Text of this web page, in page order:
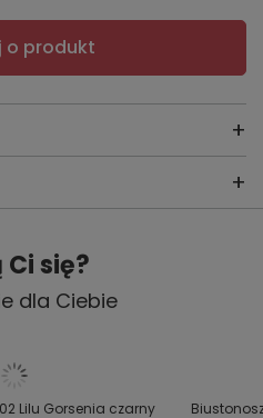
o produkt
F 002
elastan, 3% poliester
i pełen komfort noszenia
gdy zależy Ci na
opinię
ocena:
się?
dla Ciebie
Lilu Gorsenia czarny